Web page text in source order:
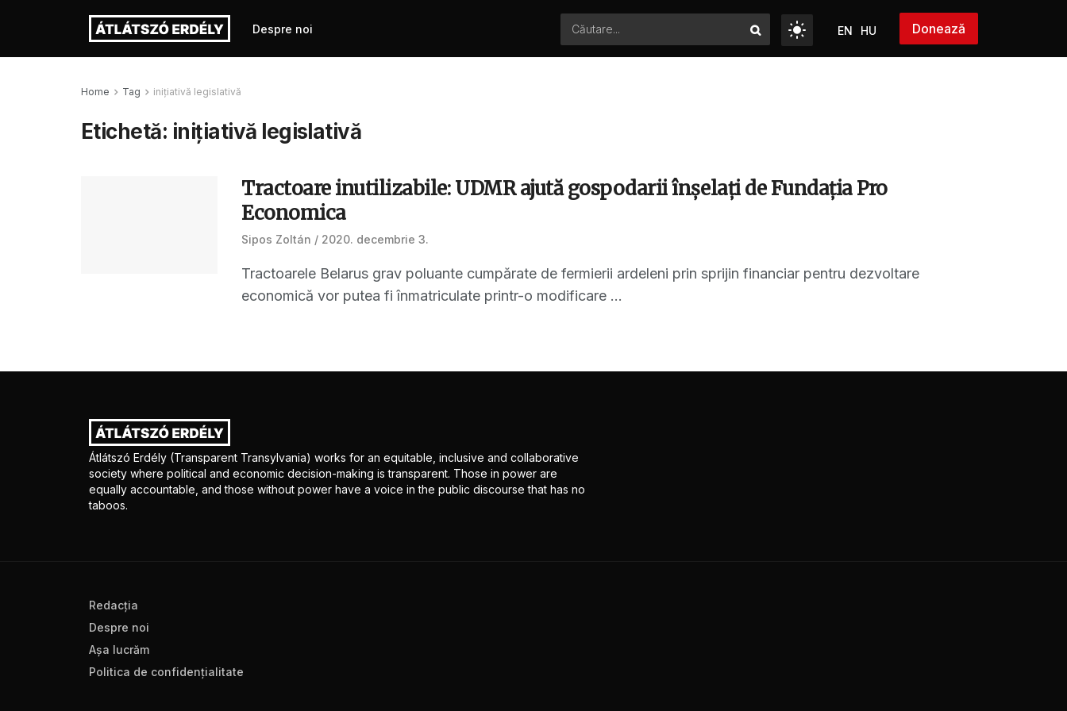
Despre noi EN HU Donează
Home Tag inițiativă legislativă
Etichetă: inițiativă legislativă
Tractoare inutilizabile: UDMR ajută gospodarii înșelați de Fundația Pro
Economica
Sipos Zoltán 2020. decembrie 3.
Tractoarele Belarus grav poluante cumpărate de fermierii ardeleni prin sprijin financiar pentru dezvoltare
economică vor putea fi înmatriculate printr-o modificare ...
Átlátszó Erdély (Transparent Transylvania) works for an equitable, inclusive and collaborative
society where political and economic decision-making is transparent. Those in power are
equally accountable, and those without power have a voice in the public discourse that has no
taboos.
Redacţia
Despre noi
Aşa lucrăm
Politica de confidenţialitate